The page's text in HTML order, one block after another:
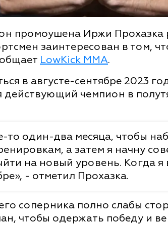
промоушена Иржи Прохазка
заинтересован в том,
LowKick MMA.
в августе-сентябре 2023
действующий чемпион в
то один-два месяца, чтобы
а затем я начну
на новый уровень. Когда я
- отметил Прохазка.
соперника полно слабы
чтобы одержать победу и